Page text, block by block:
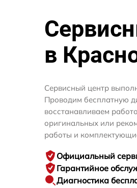
в
Сервисный центр
Проводим бесплатную
восстанавливаем
оригинальных или
работы и
Официальный
Гарантийное
Диагностика